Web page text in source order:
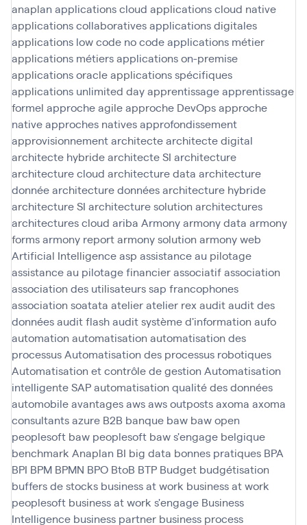
anaplan applications cloud applications cloud native
applications collaborativesapplications digitales
applications low code no codeapplications métier
applications métiersapplications on-premise
applications oracleapplications spécifiques
applications unlimited dayapprentissageapprentissage
formel approche agileapproche DevOpsapproche
nativeapproches nativesapprofondissement
approvisionnementarchitectearchitecte digital
architecte hybridearchitecte SI architecture
architecture cloud architecture data architecture
donnéearchitecture donnéesarchitecture hybride
architecture SI architecture solution architectures
architectures cloud ariba Armonyarmony data armony
formsarmony reportarmony solution armony web
Artificial Intelligenceasp assistance au pilotage
assistance au pilotage financierassociatifassociation
association des utilisateurs sap francophones
association soatata atelieratelier rex auditaudit des
donnéesaudit flashaudit système d'information aufo
automation automatisation automatisation des
processusAutomatisation des processus robotiques
Automatisation et contrôle de gestion Automatisation
intelligente SAPautomatisation qualité des données
automobileavantagesawsaws outpostsaxoma axoma
consultantsazure B2B banque baw baw open
peoplesoft baw peoplesoft baw s'engage belgique
benchmark Anaplan BI big data bonnes pratiques BPA
BPI BPM BPMN BPO BtoB BTP Budget budgétisation
buffers de stocks business at work business at work
peoplesoft business at work s'engage Business
Intelligence business partner business process